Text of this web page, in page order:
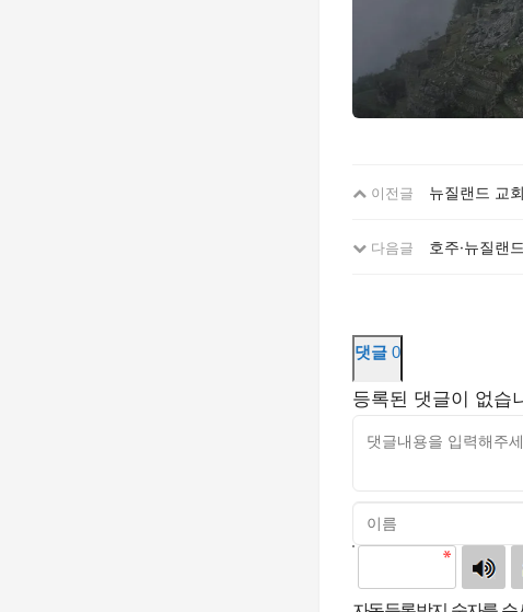
이전글 뉴질랜드 교
다음글 호주·뉴질랜
댓글 0
등록된 댓글이 없습